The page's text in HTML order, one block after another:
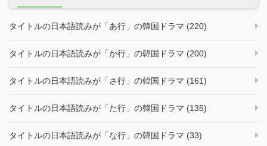
タイトルの日本語読みが「あ行」の韓国ドラマ (220)
タイトルの日本語読みが「か行」の韓国ドラマ (200)
タイトルの日本語読みが「さ行」の韓国ドラマ (161)
タイトルの日本語読みが「た行」の韓国ドラマ (135)
タイトルの日本語読みが「な行」の韓国ドラマ (33)